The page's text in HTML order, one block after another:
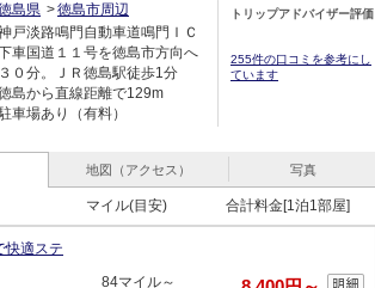
島県
徳島市周辺
戸淡路鳴門自動車道鳴門ＩＣ
車国道１１号を徳島市方向へ
３０分。ＪＲ徳島駅徒歩1分
島から直線距離で129m
車場あり（有料）
トリップアドバイザー評価
255件の口コミを参考にし
ています
地図（アクセス） 写真
マイル(目安) 合計料金[1泊1部屋]
快適ステ
84マイル～